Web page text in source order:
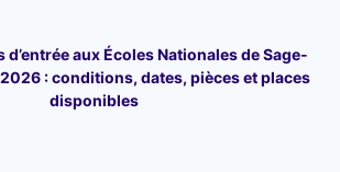
aux Écoles Nationales de Sage-
2026 : conditions, dates, pièces et places
disponibles